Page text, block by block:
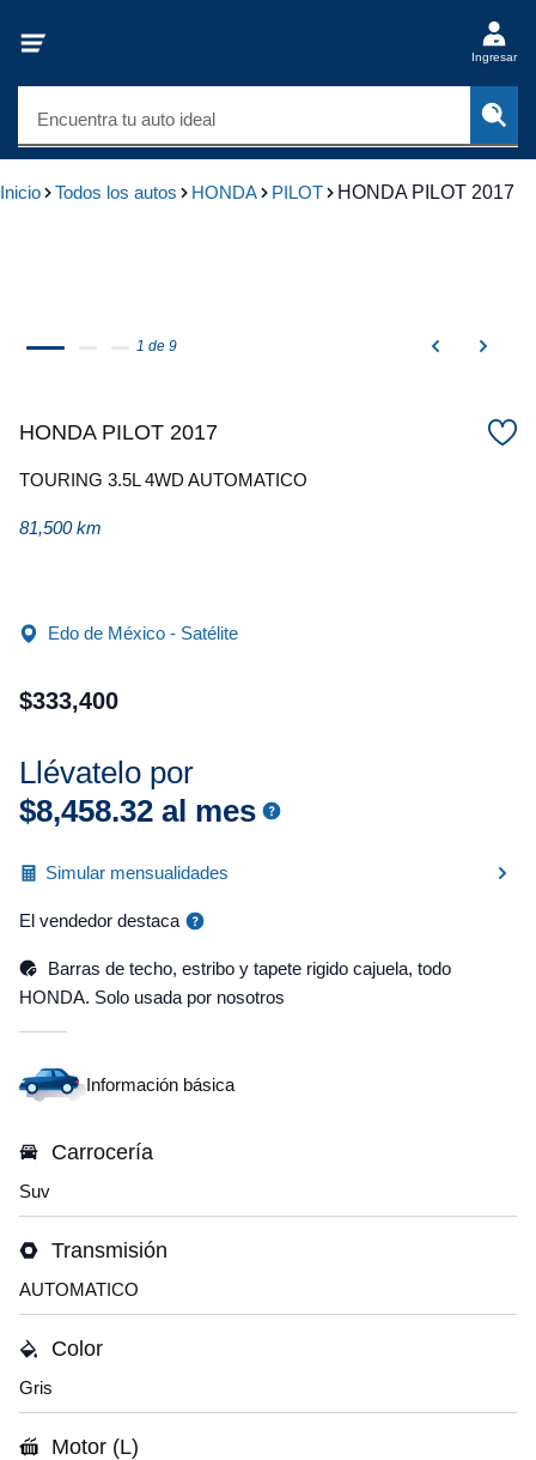
Ingresar
Encuentra tu auto ideal
Inicio Todos los autos HONDA PILOT HONDA PILOT 2017
1 de 9
HONDA PILOT 2017
TOURING 3.5L 4WD AUTOMATICO
81,500 km
Edo de México - Satélite
$333,400
Llévatelo por
$8,458.32 al mes
Simular mensualidades
El vendedor destaca
Barras de techo, estribo y tapete rigido cajuela, todo
HONDA. Solo usada por nosotros
Información básica
Carrocería
Suv
Transmisión
AUTOMATICO
Color
Gris
Motor (L)